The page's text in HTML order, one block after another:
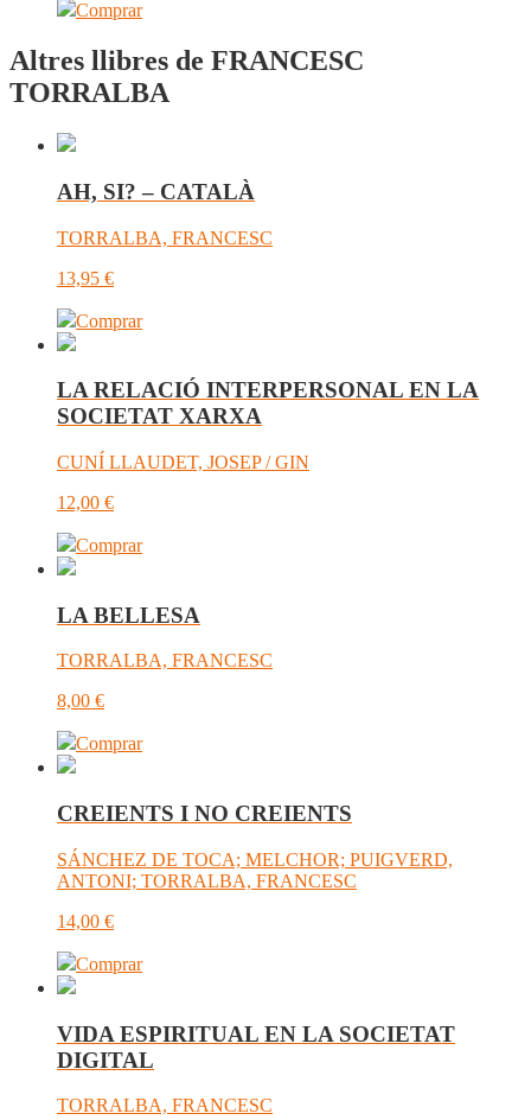
Comprar
Altres llibres de FRANCESC
TORRALBA
AH, SI? – CATALÀ
TORRALBA, FRANCESC
13,95 €
Comprar
LA RELACIÓ INTERPERSONAL EN LA
SOCIETAT XARXA
CUNÍ LLAUDET, JOSEP / GIN
12,00 €
Comprar
LA BELLESA
TORRALBA, FRANCESC
8,00 €
Comprar
CREIENTS I NO CREIENTS
SÁNCHEZ DE TOCA; MELCHOR; PUIGVERD,
ANTONI; TORRALBA, FRANCESC
14,00 €
Comprar
VIDA ESPIRITUAL EN LA SOCIETAT
DIGITAL
TORRALBA, FRANCESC